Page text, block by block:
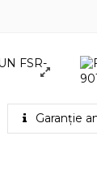
Garanție